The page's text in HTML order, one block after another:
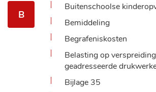
B
Buitenschoolse
Bemiddeling
Begrafeniskosten
Belasting op
geadresseerde
Bijlage 35